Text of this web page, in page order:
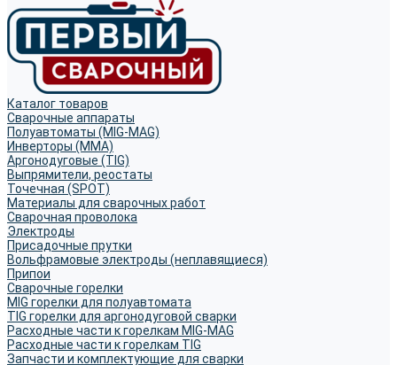
Каталог товаров
Сварочные аппараты
Полуавтоматы (MIG-MAG)
Инверторы (MMA)
Аргонодуговые (TIG)
Выпрямители, реостаты
Точечная (SPOT)
Материалы для сварочных работ
Сварочная проволока
Электроды
Присадочные прутки
Вольфрамовые электроды (неплавящиеся)
Припои
Сварочные горелки
MIG горелки для полуавтомата
TIG горелки для аргонодуговой сварки
Расходные части к горелкам MIG-MAG
Расходные части к горелкам TIG
Запчасти и комплектующие для сварки